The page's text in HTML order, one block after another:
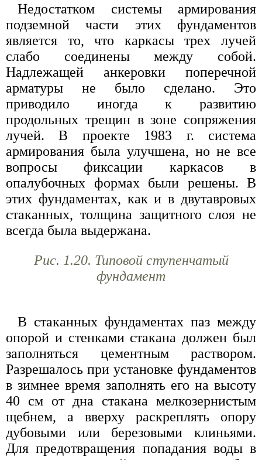
Недостатком системы армирования
подземной части этих фундаментов
является то, что каркасы трех лучей
слабо соединены между собой.
Надлежащей анкеровки поперечной
арматуры не было сделано. Это
приводило иногда к развитию
продольных трещин в зоне сопряжения
лучей. В проекте 1983 г. система
армирования была улучшена, но не все
вопросы фиксации каркасов в
опалубочных формах были решены. В
этих фундаментах, как и в двутавровых
стаканных, толщина защитного слоя не
всегда была выдержана.
Рис. 1.20. Типовой ступенчатый
фундамент
В стаканных фундаментах паз между
опорой и стенками стакана должен был
заполняться цементным раствором.
Разрешалось при установке фундаментов
в зимнее время заполнять его на высоту
40 см от дна стакана мелкозернистым
щебнем, а вверху раскреплять опору
дубовыми или березовыми клиньями.
Для предотвращения попадания воды в